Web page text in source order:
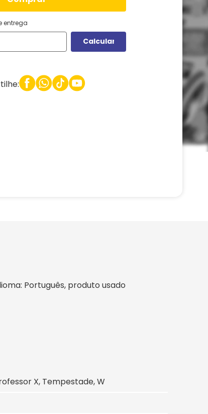
entrega
Português, produto usado
X, Tempestade, W